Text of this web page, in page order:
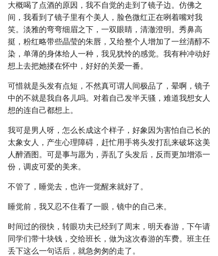
大概喝了点酒的原因，我不自觉的走到了镜子边。仿佛之
间，我看到了镜子里有个美人，脸色微红正在咧着嘴对我
笑。淡雅的弯弯细眉之下，一双眼睛，清澈澄明。秀鼻高
挺，粉红略带些晶莹的朱唇，又给整个人增加了一丝清醇不
染，单薄的身体给人一种，我见犹怜的感觉。我有种冲动好
想上去把她搂在怀中，好好的关爱一番。
可惜就是头发有点短，不然真可谓人间极品了，晕啊，镜子
中的不就是我自各儿吗。对着自己发半天骚，难道我想女人
想的连自己都想上。
我可是男人呀，怎么长成这个样子，好象因为害怕自己长的
太象女人，产生心理障碍，赶忙用手将头发打乱来破坏这美
人醉酒图。可是事与愿为，弄乱了头发后，反而更加增添一
份，调皮可爱的美来。
不管了，睡觉去，也许一觉醒来就好了。
睡觉前，我又忍不住看了一眼，镜中的自己来。
时间过的很快，转眼功夫已经到了周末，明天春游，下午请
同学们带十块钱，交给班长，做为这次春游的车费。班主任
丢下这么一句话后，就急匆匆的走了。